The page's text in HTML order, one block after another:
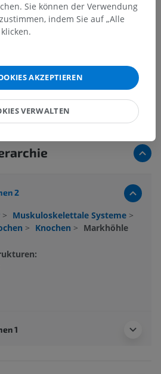
VORSCHLAGEN
FRANÇAIS
2
> Muskuloskelettale Systeme >
> Knochen > Markhöhle
1
Sie können der Verwendung
indem Sie auf „Alle
AKZEPTIEREN
VERWALTEN